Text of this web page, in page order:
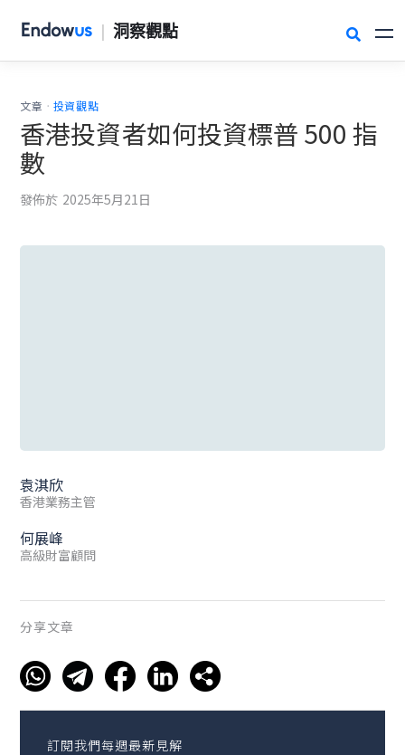
| 洞察觀點 
文章 . 投資觀點
香港投資者如何投資標普 500 指
數
發佈於 2025年5月21日
袁淇欣
香港業務主管
何展峰
高級財富顧問
分享文章
訂閱我們每週最新見解